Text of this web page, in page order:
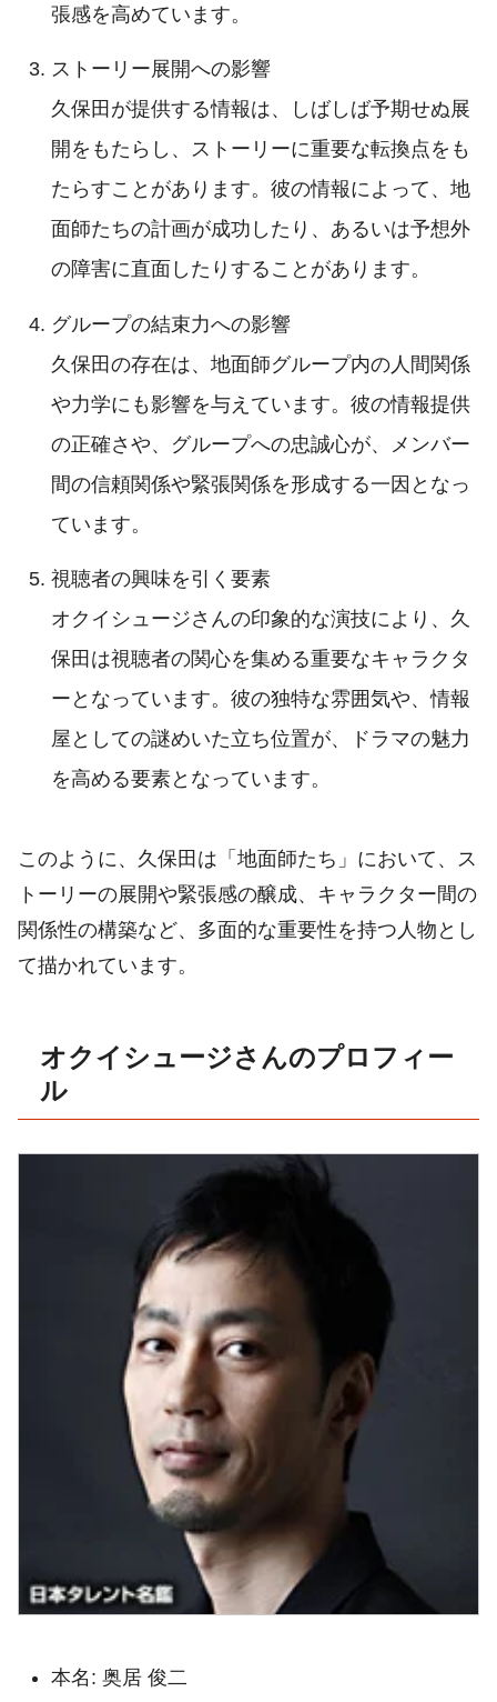
張感を高めています。
ストーリー展開への影響
久保田が提供する情報は、しばしば予期せぬ展
開をもたらし、ストーリーに重要な転換点をも
たらすことがあります。彼の情報によって、地
面師たちの計画が成功したり、あるいは予想外
の障害に直面したりすることがあります。
グループの結束力への影響
久保田の存在は、地面師グループ内の人間関係
や力学にも影響を与えています。彼の情報提供
の正確さや、グループへの忠誠心が、メンバー
間の信頼関係や緊張関係を形成する一因となっ
ています。
視聴者の興味を引く要素
オクイシュージさんの印象的な演技により、久
保田は視聴者の関心を集める重要なキャラクタ
ーとなっています。彼の独特な雰囲気や、情報
屋としての謎めいた立ち位置が、ドラマの魅力
を高める要素となっています。
このように、久保田は「地面師たち」において、ス
トーリーの展開や緊張感の醸成、キャラクター間の
関係性の構築など、多面的な重要性を持つ人物とし
て描かれています。
オクイシュージさんのプロフィー
ル
本名: 奥居 俊二